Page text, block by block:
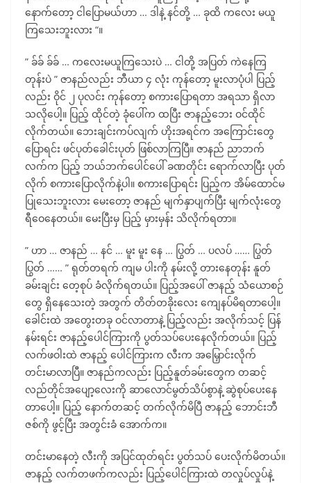
နောက်တော့ ငါပြောမယ်ဟာ … ဒါနဲ့ နင်တို့ … ခုထိ ကလေး မယူ
ကြသေးဘူးလား “။
” ခ်ခ် ခ်ခ် … ကလေးမယူကြသေးပဲ … ငါတို့ အပြတ် ကဲနေကြ
တုန်းပဲ ” ဇာနည်လည်း ဘီယာ ၄ လုံး ကုန်တော့ မူးလာပုံပါ ပြည့်
လည်း ဝိုင် ၂ ပုလင်း ကုန်တော့ စကားပြောရတာ အရသာ ရှိလာ
သလိုပေါ့။ ပြည့် ထိုင်တဲ့ ခုံပေါ်က ထပြီး ဇာနည့်ဘေး ဝင်ထိုင်
လိုက်တယ်။ ဘေးချင်းကပ်လျက် ဟိုးအရင်က အကြောင်းတွေ
ပြောရင်း ဖင်ပုတ်ခေါင်းပုတ် ဖြစ်လာကြပြီ။ ဇာနည် ညာဘက်
လက်က ပြည့် ဘယ်ဘက်ပေါင်ပေါ် ခဏတိုင်း ရောက်လာပြီး ပုတ်
လိုက် စကားပြောလိုက်နဲ့ပါ။ စကားပြောရင်း ပြည့်က အိမ်ထောင်မ
ပြုသေးဘူးလား မေးတော့ ဇာနည် မျက်နှာပျက်ပြီး မျက်လုံးတွေ
ရီဝေနေတယ်။ မေးပြီးမှ ပြည့် မှားမှန်း သိလိုက်ရတာ။
” ဟာ … ဇာနည် … နင် … မူး မူး နေ … ပြွတ် … ပလပ် …… ပြွတ်
ပြွတ် …… ” ရုတ်တရက် ကျမ ပါးကို နမ်းလို့ တားနေတုန်း နူတ်
ခမ်းချင်း တေ့စုပ် ခံလိုက်ရတယ်။ ပြည့်အပေါ် ဇာနည့် သံယောစဉ်
တွေ ရှိနေသေးတဲ့ အတွက် တိတ်တခိုးလေး ကျေနပ်မိရတာပေါ့။
ခေါင်းထဲ အတွေးတခု ဝင်လာတာနဲ့ ပြည့်လည်း အလိုက်သင့် ပြန်
နမ်းရင်း ဇာနည့်ပေါင်ကြားကို ပွတ်သပ်ပေးနေလိုက်တယ်။ ပြည့်
လက်ဖဝါးထဲ ဇာနည့် ပေါင်ကြားက လီးက အမြှောင်းလိုက်
တင်းမာလာပြီ။ ဇာနည်ကလည်း ပြည့်နူတ်ခမ်းတွေက တဆင့်
လည်တိုင်အပျော့လေးကို ဆာလောင်မွတ်သိပ်စွာနဲ့ ဆွဲစုပ်ပေးနေ
တာပေါ့။ ပြည့် နောက်တဆင့် တက်လိုက်မိပြီ ဇာနည့် ဘောင်းဘီ
ဇစ်ကို ဖွင့်ပြီး အတွင်းခံ အောက်က။
တင်းမာနေတဲ့ လီးကို အပြင်ထုတ်ရင်း ပွတ်သပ် ပေးလိုက်မိတယ်။
ဇာနည့် လက်တဖက်ကလည်း ပြည့်ပေါင်ကြားထဲ တလှုပ်လှုပ်နဲ့